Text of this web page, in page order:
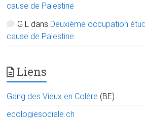
cause de Palestine
G L dans Deuxième occupation
cause de Palestine
Liens
Gang des Vieux en Colère (BE)
ecologiesociale.ch